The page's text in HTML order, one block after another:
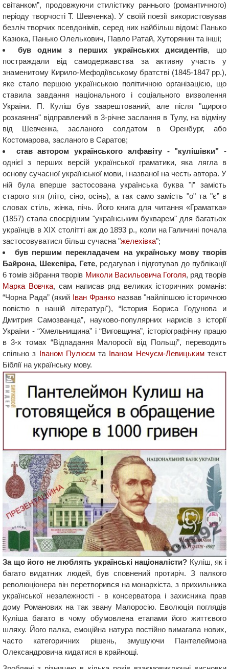
світанком”, продовжуючи стилістику раннього (романтичного)
періоду творчості Т. Шевченка). У своїй поезії використовував
безліч творчих псевдонімів, серед них найбільш відомі: Панько
Казюка, Панько Олелькович, Павло Ратай, Хуторянин та інші;
був одним з перших українських дисидентів, що
постраждали від самодержавства за активну участь у
знаменитому Кирило-Мефодіївському братстві (1845-1847 рр.),
яке стало першою українською політичною організацією, що
ставила завдання національного і соціального визволення
України. П. Куліш був заарештований, але після "щирого
розкаяння" відправлений в 3-річне заслання в Тулу, на відміну
від Шевченка, засланого солдатом в Оренбург, або
Костомарова, засланого в Саратов;
став автором українського алфавіту - "кулішівки" -
однієї з перших версій української граматики, яка лягла в
основу сучасної української мови, і названої на честь автора. У
ній була вперше застосована українська буква "i” замість
старого ятя (літо, сіно, осінь), а так само замість "о" та "є” в
словах стіль, жінка, пічь. Його книга для читання «Граматка»
(1857) стала своєрідним "українським букварем" для багатьох
українців в XIX столітті аж до 1893 р., коли на Галичині почала
застосовуватися більш сучасна "желехівка";
був першим перекладачем на українську мову творів
Байрона, Шекспіра, Гете, редагував і підготував до публікації
6 томів зібрання творів Миколи Васильовича Гоголя, ряд творів
Марка Вовчка, сам написав ряд великих історичних романів:
“Чорна Рада” (який Іван Франконазвав "найліпшою історичною
повістю в нашій літературі"), “Істория Бориса Годунова и
Дмитрия Самозванца”, науково-популярних нарисів з історії
України - “Хмельнищина” і “Виговщина”, історіографічну працю
в 3-х томах “Відпадання Малоросії від Польщі”, переводить
спільно з Іваном Пулюємта Іваном Нечуєм-Левицькимтекст
Біблії на українську мову.
За що його не люблять українські націоналісти? Куліш, як і
багато видатних людей, був сповнений протиріч. З палкого
революціонера він перетворився на монархіста, з прихильника
української незалежності - в консерватора і захисника прав
дому Романових на так звану Малоросію. Еволюція поглядів
Куліша багато в чому обумовлена ​​етапами його життєвого
шляху. Його палка, емоційна натура постійно вимагала нових,
часто категоричних рішень, змушуючи Пантелеймона
Олександровича кидатися в крайнощі.